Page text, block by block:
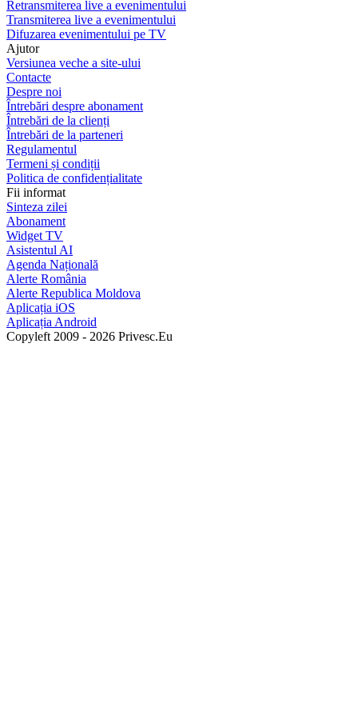
Retransmiterea live a evenimentului
Transmiterea live a evenimentului
Difuzarea evenimentului pe TV
Ajutor
Versiunea veche a site-ului
Contacte
Despre noi
Întrebări despre abonament
Întrebări de la clienți
Întrebări de la parteneri
Regulamentul
Termeni și condiții
Politica de confidențialitate
Fii informat
Sinteza zilei
Abonament
Widget TV
Asistentul AI
Agenda Națională
Alerte România
Alerte Republica Moldova
Aplicația iOS
Aplicația Android
Copyleft 2009 - 2026 Privesc.Eu